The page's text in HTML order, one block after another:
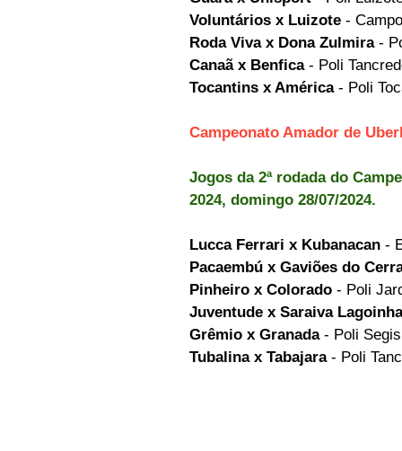
Voluntários x Luizote -
Roda Viva x Dona Zulmira -
Canaã x Benfica - Poli
Tocantins x América - Poli
Campeonato Amador de
Jogos da 2ª rodada do
2024, domingo 28/07/2024.
Lucca Ferrari x Kubanacan -
Pacaembú x Gaviões do
Pinheiro x Colorado - Poli
Juventude x Saraiva
Grêmio x Granada - Poli
Tubalina x Tabajara - Poli